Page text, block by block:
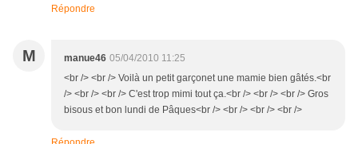
Répondre
M manue46 05/04/2010 11:25
<br /> <br /> Voilà un petit garçonet une mamie bien gâtés.<br
/> <br /> <br /> C'est trop mimi tout ça.<br /> <br /> <br /> Gros
bisous et bon lundi de Pâques<br /> <br /> <br /> <br />